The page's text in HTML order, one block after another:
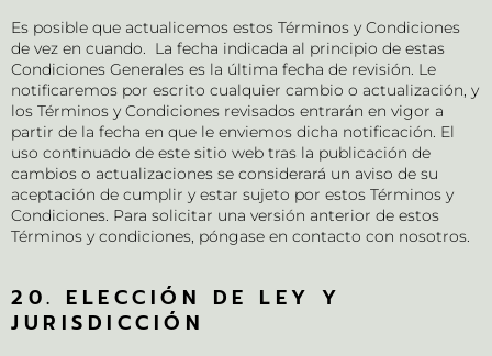
Es posible que actualicemos estos Términos y Condiciones
de vez en cuando. La fecha indicada al principio de estas
Condiciones Generales es la última fecha de revisión. Le
notificaremos por escrito cualquier cambio o actualización, y
los Términos y Condiciones revisados entrarán en vigor a
partir de la fecha en que le enviemos dicha notificación. El
uso continuado de este sitio web tras la publicación de
cambios o actualizaciones se considerará un aviso de su
aceptación de cumplir y estar sujeto por estos Términos y
Condiciones. Para solicitar una versión anterior de estos
Términos y condiciones, póngase en contacto con nosotros.
20. ELECCIÓN DE LEY Y
JURISDICCIÓN